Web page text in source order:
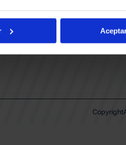
Vitoria-Gasteiz
Copyright